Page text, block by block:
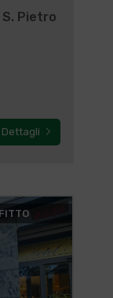
Pietro
Dettagli